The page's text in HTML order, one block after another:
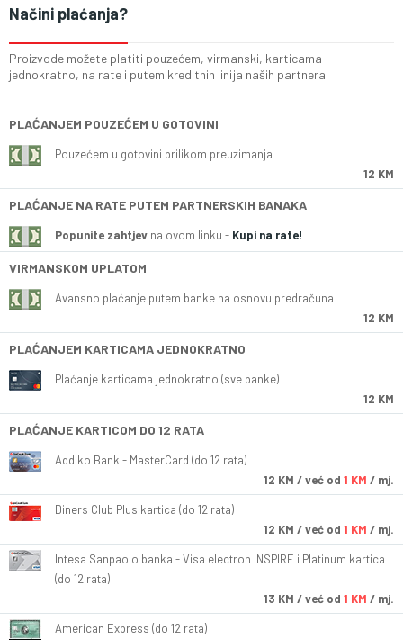
Načini plaćanja?
Proizvode možete platiti pouzećem, virmanski, karticama
jednokratno, na rate i putem kreditnih linija naših partnera.
PLAĆANJEM POUZEĆEM U GOTOVINI
Pouzećem u gotovini prilikom preuzimanja
12 KM
PLAĆANJE NA RATE PUTEM PARTNERSKIH BANAKA
Popunite zahtjev na ovom linku - Kupi na rate!
VIRMANSKOM UPLATOM
Avansno plaćanje putem banke na osnovu predračuna
12 KM
PLAĆANJEM KARTICAMA JEDNOKRATNO
Plaćanje karticama jednokratno (sve banke)
12 KM
PLAĆANJE KARTICOM DO 12 RATA
Addiko Bank - MasterCard (do 12 rata)
12 KM / već od 1 KM / mj.
Diners Club Plus kartica (do 12 rata)
12 KM / već od 1 KM / mj.
Intesa Sanpaolo banka - Visa electron INSPIRE i Platinum kartica
(do 12 rata)
13 KM / već od 1 KM / mj.
American Express (do 12 rata)